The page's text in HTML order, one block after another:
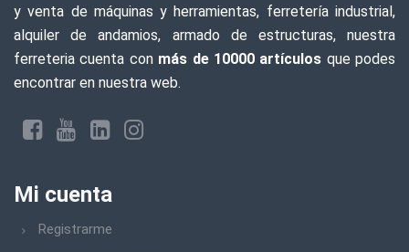
EVEL
TEKBOND
MSA
NORTON ABRASIVOS
FISCHER
y venta de máquinas y herramientas, ferretería industrial,
alquiler de andamios, armado de estructuras, nuestra
ferreteria cuenta con más de 10000 artículos que podes
encontrar en nuestra web.
Mi cuenta
Registrarme